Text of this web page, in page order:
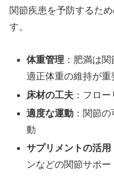
関節疾患を予防するた
す。
体重管理 ：肥満は
適正体重の維持が重
床材の工夫 ：フロ
適度な運動 ：関節
動
サプリメントの活用
ンなどの関節サポー